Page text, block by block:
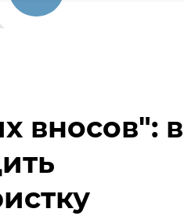
вносов": в